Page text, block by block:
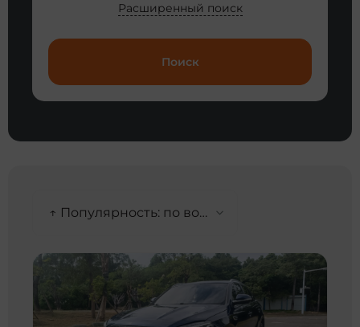
Расширенный поиск
Поиск
↑ Популярность: по возрастанию